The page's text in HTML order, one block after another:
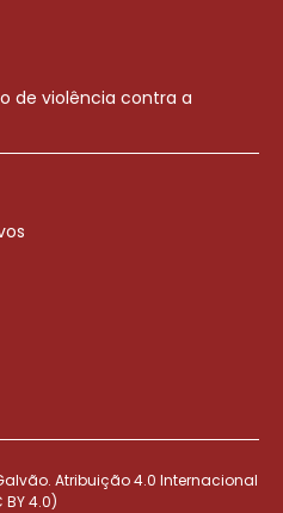
de violência contra a
Atribuição 4.0 Internacional
BY 4.0)